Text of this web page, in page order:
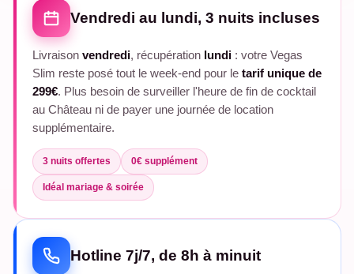
Vendredi au lundi, 3 nuits incluses
Livraison vendredi, récupération lundi : votre Vegas
Slim reste posé tout le week-end pour le tarif unique de
299€. Plus besoin de surveiller l'heure de fin de cocktail
au Château ni de payer une journée de location
supplémentaire.
3 nuits offertes 0€ supplément
Idéal mariage & soirée
Hotline 7j/7, de 8h à minuit